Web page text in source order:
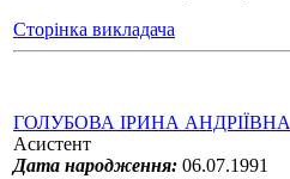
Сторінка викладача
ГОЛУБОВА ІРИНА АНДРІЇВНА
Асистент
Дата народження: 06.07.1991